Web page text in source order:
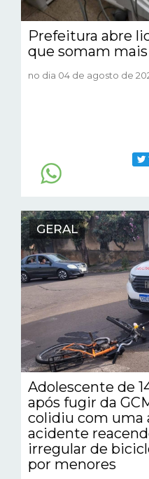
Prefeitura abre
que somam mais
no dia 04 de agosto de
GERAL
Adolescente de
após fugir da
colidiu com uma
acidente
irregular de
por menores